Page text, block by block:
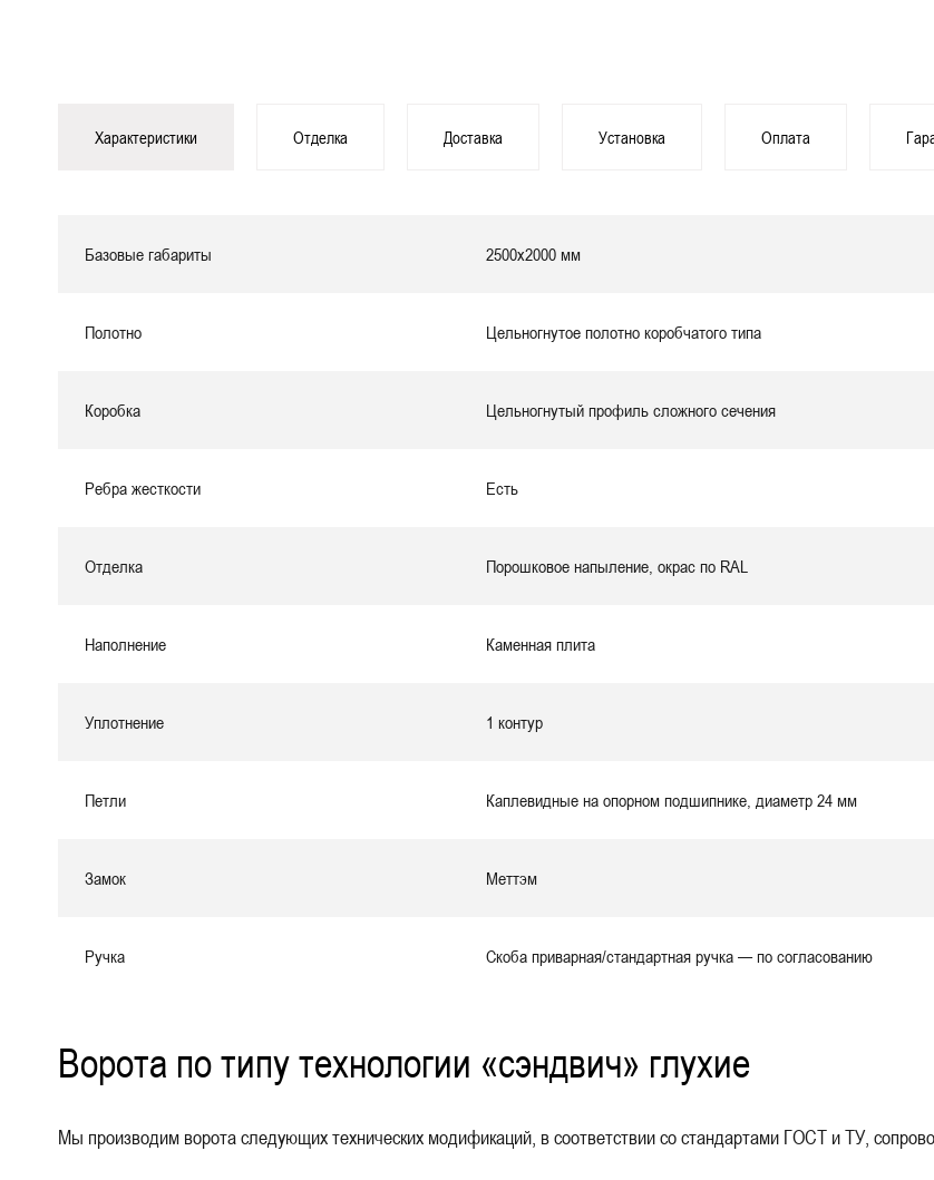
Характеристики Отделка Доставка Установка Оплата
Базовые габариты 2500х2000 мм
Полотно Цельногнутое полотно коробчатого типа
Коробка Цельногнутый профиль сложного сечения
Ребра жесткости Есть
Отделка Порошковое напыление, окрас по RAL
Наполнение Каменная плита
Уплотнение 1 контур
Петли Каплевидные на опорном подшипнике, диаметр 24 мм
Замок Меттэм
Ручка Скоба приварная/стандартная ручка — по согласованию
Ворота по типу технологии «сэндвич» глухие
Мы производим ворота следующих технических модификаций, в соответствии со стандартами ГОСТ и ТУ,